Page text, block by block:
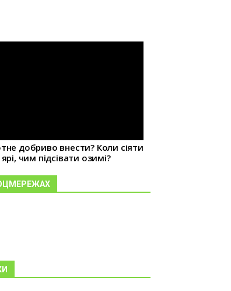
добриво внести? Коли сіяти
ярі, чим підсівати озимі?